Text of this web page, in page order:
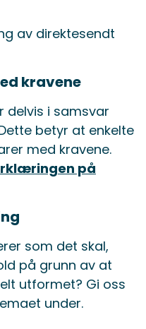
av direktesendt
kravene
delvis i samsvar
betyr at enkelte
med kravene.
på
som det skal,
på grunn av at
utformet? Gi oss
under.